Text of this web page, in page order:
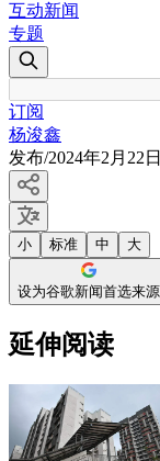
互动新闻
专题
订阅
杨浚鑫
发布/2024年2月22
小 标准 中 大
设为谷歌新闻首选来源
延伸阅读